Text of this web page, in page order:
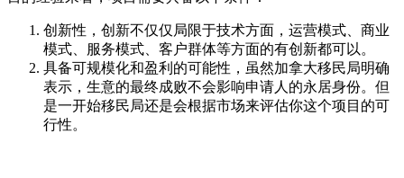
创新性，创新不仅仅局限于技术方面，运营模式、商业
模式、服务模式、客户群体等方面的有创新都可以。
具备可规模化和盈利的可能性，虽然加拿大移民局明确
表示，生意的最终成败不会影响申请人的永居身份。但
是一开始移民局还是会根据市场来评估你这个项目的可
行性。